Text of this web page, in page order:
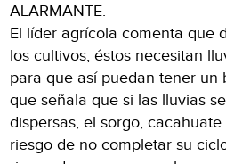
ALARMANTE.
El líder agrícola comenta que
los cultivos, éstos necesitan
para que así puedan tener un
que señala que si las lluvias
dispersas, el sorgo,
riesgo de no completar su